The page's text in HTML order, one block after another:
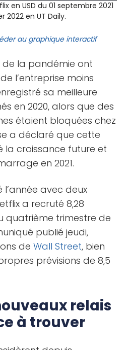
en USD du 01 septembre 2021
2022 en UT Daily.
au graphique interactif
de la pandémie ont
l’entreprise moins
sa meilleure
en 2020, alors que des
étaient bloquées chez
a déclaré que cette
la croissance future et
en 2021.
avec deux
a recruté 8,28
quatrième trimestre de
publié jeudi,
de Wall Street, bien
prévisions de 8,5
relais
à trouver